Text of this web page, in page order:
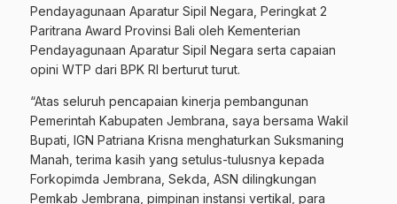
Pendayagunaan Aparatur Sipil Negara, Peringkat 2
Paritrana Award Provinsi Bali oleh Kementerian
Pendayagunaan Aparatur Sipil Negara serta capaian
opini WTP dari BPK RI berturut turut.
“Atas seluruh pencapaian kinerja pembangunan
Pemerintah Kabupaten Jembrana, saya bersama Wakil
Bupati, IGN Patriana Krisna menghaturkan Suksmaning
Manah, terima kasih yang setulus-tulusnya kepada
Forkopimda Jembrana, Sekda, ASN dilingkungan
Pemkab Jembrana, pimpinan instansi vertikal, para